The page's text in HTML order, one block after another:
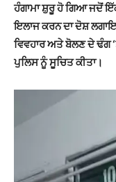
ਹੰਗਾਮਾ ਸ਼ੁਰੂ ਹੋ ਗਿਆ ਜਦੋਂ
ਇਲਾਜ ਕਰਨ ਦਾ ਦੋਸ਼
ਵਿਵਹਾਰ ਅਤੇ ਬੋਲਣ ਦੇ ਢੰਗ
ਪੁਲਿਸ ਨੂੰ ਸੂਚਿਤ ਕੀਤਾ।